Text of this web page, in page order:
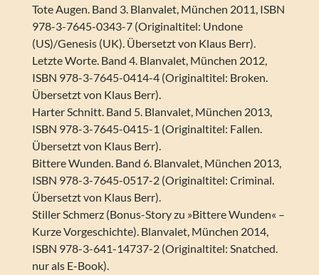
Tote Augen. Band 3. Blanvalet, München 2011, ISBN
978-3-7645-0343-7 (Originaltitel: Undone
(US)/Genesis (UK). Übersetzt von Klaus Berr).
Letzte Worte. Band 4. Blanvalet, München 2012,
ISBN 978-3-7645-0414-4 (Originaltitel: Broken.
Übersetzt von Klaus Berr).
Harter Schnitt. Band 5. Blanvalet, München 2013,
ISBN 978-3-7645-0415-1 (Originaltitel: Fallen.
Übersetzt von Klaus Berr).
Bittere Wunden. Band 6. Blanvalet, München 2013,
ISBN 978-3-7645-0517-2 (Originaltitel: Criminal.
Übersetzt von Klaus Berr).
Stiller Schmerz (Bonus-Story zu »Bittere Wunden« –
Kurze Vorgeschichte). Blanvalet, München 2014,
ISBN 978-3-641-14737-2 (Originaltitel: Snatched.
nur als E-Book).